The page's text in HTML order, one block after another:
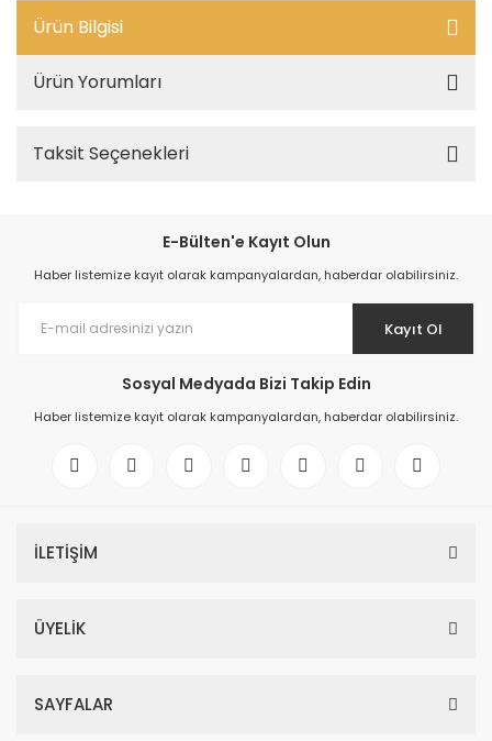
Ürün Bilgisi
Ürün Yorumları
Taksit Seçenekleri
E-Bülten'e Kayıt Olun
Haber listemize kayıt olarak kampanyalardan, haberdar olabilirsiniz.
Kayıt Ol
Sosyal Medyada Bizi Takip Edin
Haber listemize kayıt olarak kampanyalardan, haberdar olabilirsiniz.
İLETİŞİM
ÜYELİK
SAYFALAR